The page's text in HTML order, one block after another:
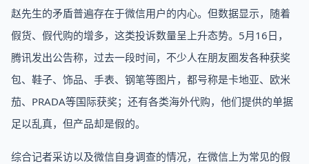
赵先生的矛盾普遍存在于微信用户的内心。但数据显示，随着
假货、假代购的增多，这类投诉数量呈上升态势。5月16日，
腾讯发出公告称，过去一段时间，不少人在朋友圈发各种获奖
包、鞋子、饰品、手表、钢笔等图片，都号称是卡地亚、欧米
茄、PRADA等国际获奖；还有各类海外代购，他们提供的单据
足以乱真，但产品却是假的。
综合记者采访以及微信自身调查的情况，在微信上为常见的假